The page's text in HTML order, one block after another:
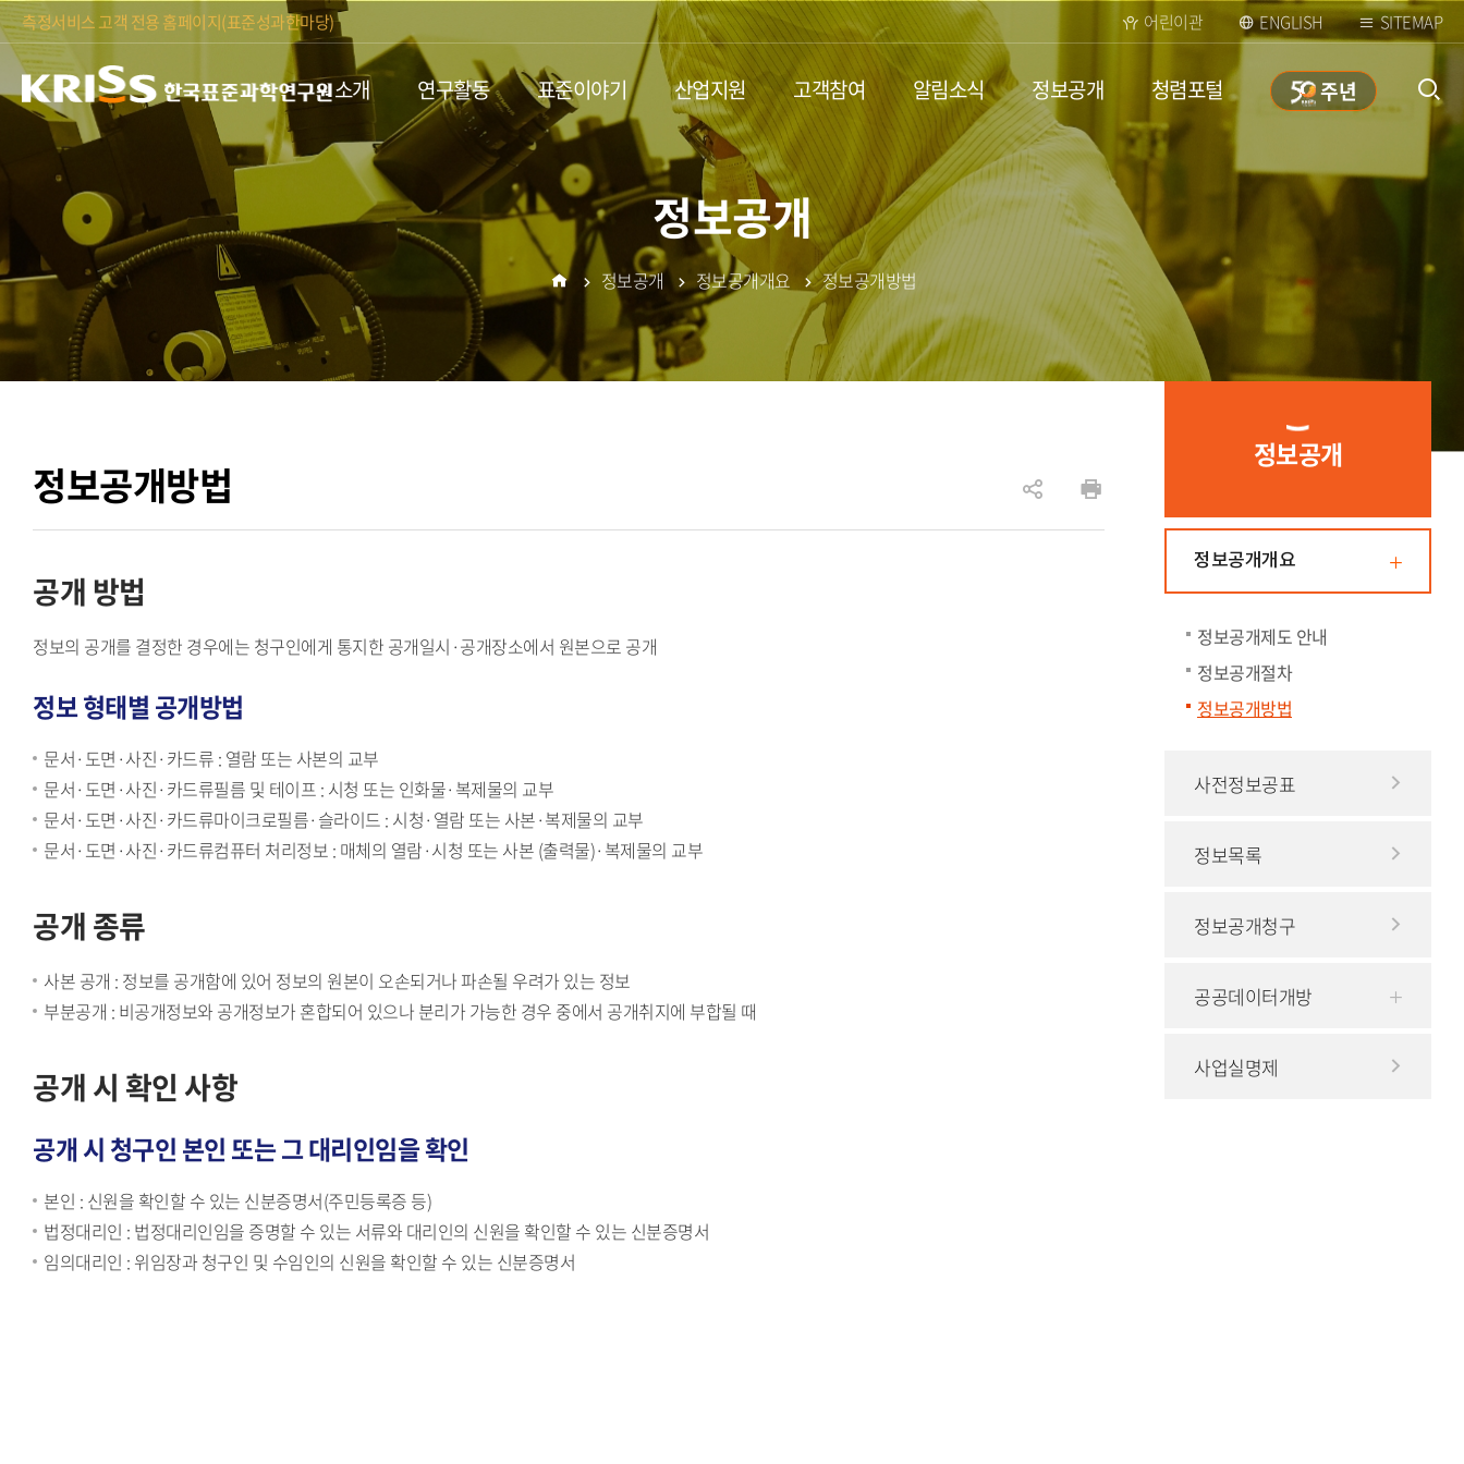
측정서비스 고객 전용 홈페이지(표준성과한마당) 어린이관 ENGLISH SITEMAP
통합검
색 열
소개 연구활동 표준이야기 산업지원 고객참여 알림소식 정보공개 청렴포털 50
주년
정보공개
정보공개
정보공개개요
정보공개제도 안내
정보공개절차
정보공개방법
사전정보공표
정보목록
정보공개청구
공공데이터개방
사업실명제
정보공개방법
홈
정보공개 정보공개개요 정보공개방법
유
공개 방법
정보의 공개를 결정한 경우에는 청구인에게 통지한 공개일시·공개장소에서 원본으로 공개
정보 형태별 공개방법
문서·도면·사진·카드류 : 열람 또는 사본의 교부
문서·도면·사진·카드류필름 및 테이프 : 시청 또는 인화물·복제물의 교부
문서·도면·사진·카드류마이크로필름·슬라이드 : 시청·열람 또는 사본·복제물의 교부
문서·도면·사진·카드류컴퓨터 처리정보 : 매체의 열람·시청 또는 사본 (출력물)·복제물의 교부
공개 종류
사본 공개 : 정보를 공개함에 있어 정보의 원본이 오손되거나 파손될 우려가 있는 정보
부분공개 : 비공개정보와 공개정보가 혼합되어 있으나 분리가 가능한 경우 중에서 공개취지에 부합될 때
공개 시 확인 사항
공개 시 청구인 본인 또는 그 대리인임을 확인
본인 : 신원을 확인할 수 있는 신분증명서(주민등록증 등)
법정대리인 : 법정대리인임을 증명할 수 있는 서류와 대리인의 신원을 확인할 수 있는 신분증명서
임의대리인 : 위임장과 청구인 및 수임인의 신원을 확인할 수 있는 신분증명서